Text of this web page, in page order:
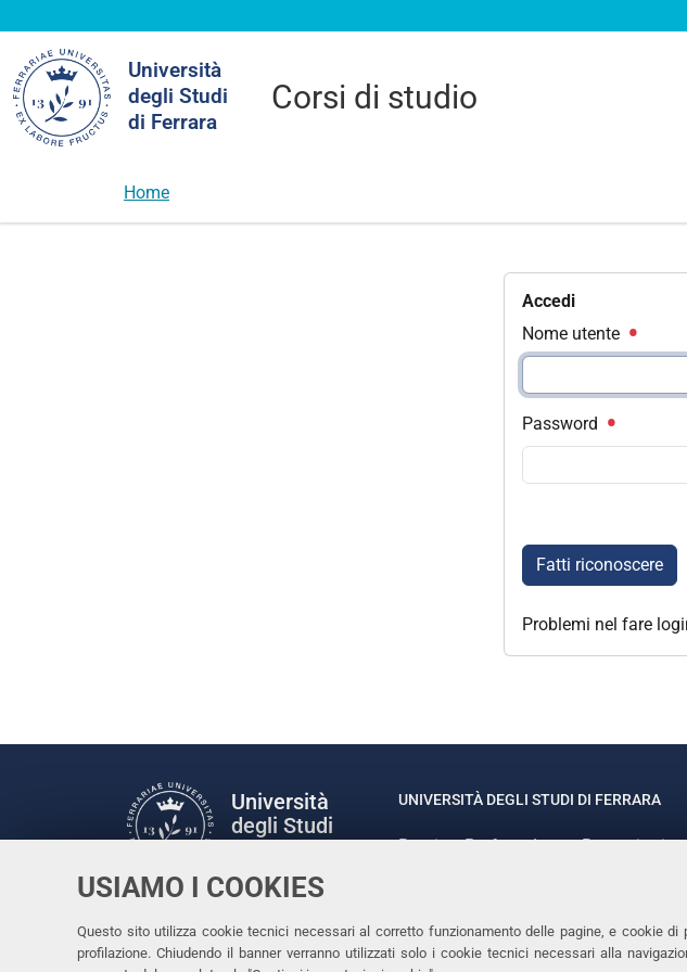
USIAMO I COOKIES
Questo sito utilizza cookie tecnici necessari al corretto funzionamento delle pagine, e cookie di
profilazione. Chiudendo il banner verranno utilizzati solo i cookie tecnici necessari alla
Università
degli Studi
di Ferrara
Corsi di studio
nel
sito
Home
Accedi
Nome utente
Password
Fatti riconoscere
Problemi nel fare
Università
degli Studi
Facebook
LinkedinInstagram
Youtube
UNIVERSITÀ DEGLI STUDI DI FERRARA
Rettrice: Prof.ssa Laura Ramaciotti